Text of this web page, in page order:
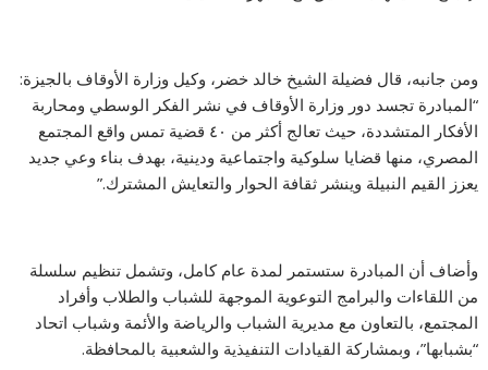
ومن جانبه، قال فضيلة الشيخ خالد خضر، وكيل وزارة الأوقاف بالجيزة:
“المبادرة تجسد دور وزارة الأوقاف في نشر الفكر الوسطي ومحاربة
الأفكار المتشددة، حيث تعالج أكثر من ٤٠ قضية تمس واقع المجتمع
المصري، منها قضايا سلوكية واجتماعية ودينية، بهدف بناء وعي جديد
يعزز القيم النبيلة وينشر ثقافة الحوار والتعايش المشترك.”
وأضاف أن المبادرة ستستمر لمدة عام كامل، وتشمل تنظيم سلسلة
من اللقاءات والبرامج التوعوية الموجهة للشباب والطلاب وأفراد
المجتمع، بالتعاون مع مديرية الشباب والرياضة والأئمة وشباب اتحاد
“بشبابها”، وبمشاركة القيادات التنفيذية والشعبية بالمحافظة.